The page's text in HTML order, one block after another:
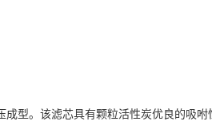
型。该滤芯具有颗粒活性炭优良的吸